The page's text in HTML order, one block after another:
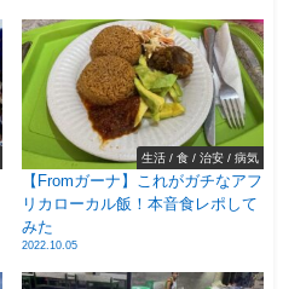
生活 / 食 / 治安 / 病気
【Fromガーナ】これがガチなアフ
リカローカル飯！本音食レポして
みた
2022.10.05